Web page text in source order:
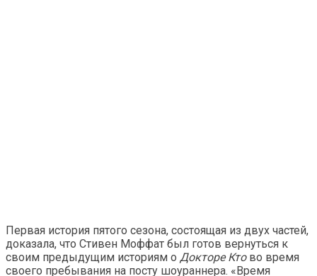
Первая история пятого сезона, состоящая из двух частей,
доказала, что Стивен Моффат был готов вернуться к
своим предыдущим историям о Докторе Ктово время
своего пребывания на посту шоураннера. «Время